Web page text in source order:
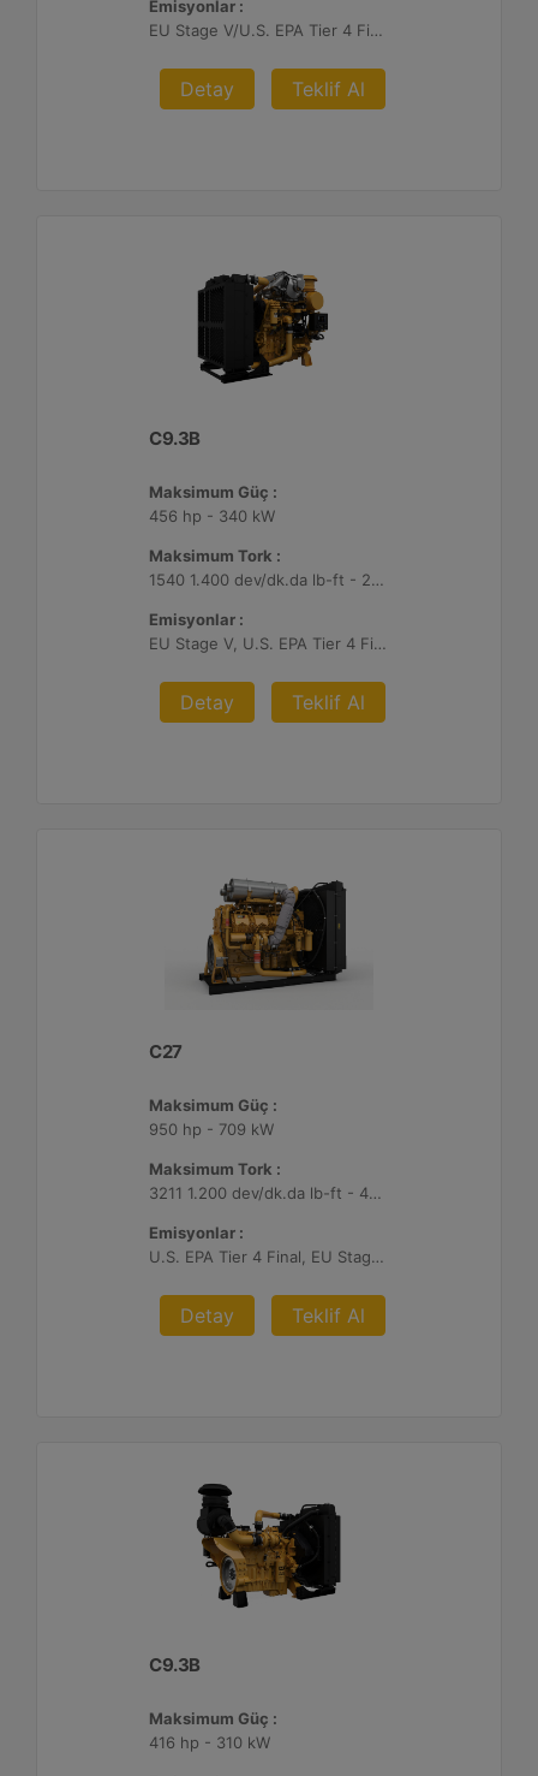
Emisyonlar :
EU Stage V/U.S. EPA Tier 4 Final/ Japan 2014 (Tier 4 Final)
Detay Teklif Al
C9.3B
Maksimum Güç :
456 hp - 340 kW
Maksimum Tork :
1540 1.400 dev/dk.da lb-ft - 2088 1.400 dev/dk.da Nm
Emisyonlar :
EU Stage V, U.S. EPA Tier 4 Final, Korea Stage V, Japan 2014 (Tier 4 Final) ve China Nonroad IV
Detay Teklif Al
C27
Maksimum Güç :
950 hp - 709 kW
Maksimum Tork :
3211 1.200 dev/dk.da lb-ft - 4354 1.200 dev/dk.da Nm
Emisyonlar :
U.S. EPA Tier 4 Final, EU Stage V
Detay Teklif Al
C9.3B
Maksimum Güç :
416 hp - 310 kW